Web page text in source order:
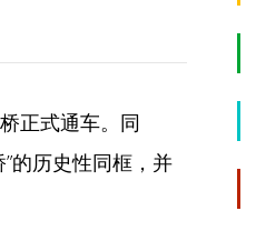
正式通车。同
的历史性同框，并